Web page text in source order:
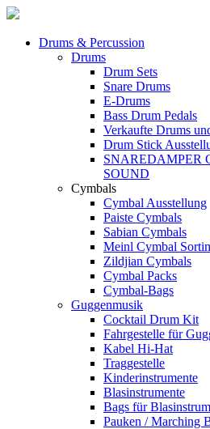
Drums & Percussion
Drums
Drum Sets
Snare Drums
E-Drums
Bass Drum Pedals
Verkaufte Drums
Drum Stick
SNAREDAMPER
SOUND
Cymbals
Cymbal Ausstellung
Paiste Cymbals
Sabian Cymbals
Meinl Cymbal
Zildjian Cymbals
Cymbal Packs
Cymbal-Bags
Guggenmusik
Cocktail Drum Kit
Fahrgestelle für
Kabel Hi-Hat
Traggestelle
Kinderinstrumente
Blasinstrumente
Bags für
Pauken / Marching